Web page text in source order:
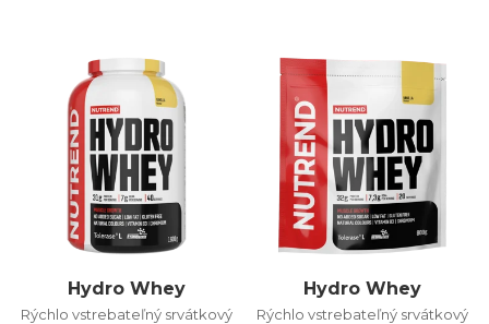
Hydro Whey
Rýchlo vstrebateľný srvátkový
Hydro Whey
Rýchlo vstrebateľný srvátkový